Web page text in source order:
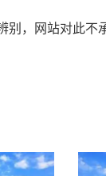
别，网站对此不